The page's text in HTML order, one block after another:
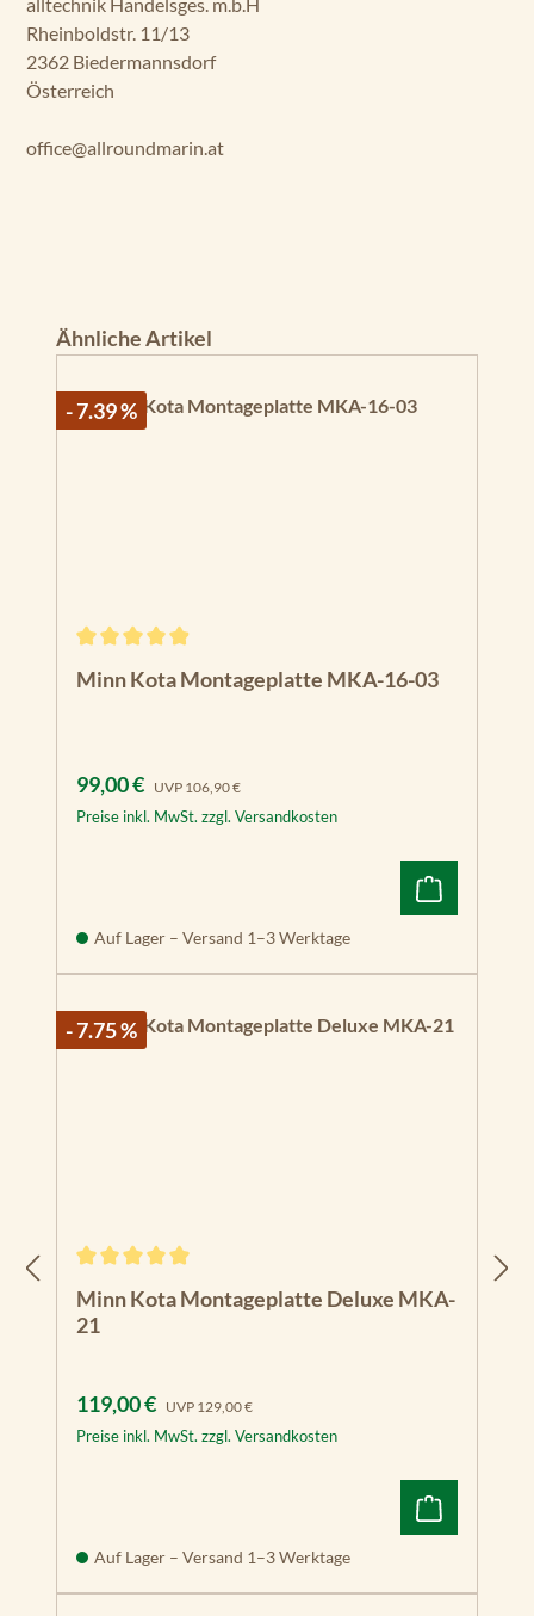
Rheinboldstr. 11/13
2362 Biedermannsdorf
Österreich
office@allroundmarin.at
Produktgalerie überspringen
Ähnliche Artikel
- 7.39 %
Minn Kota Montageplatte MKA-16-03
Verkaufspreis:
99,00 € UVP 106,90 €
Preise inkl. MwSt. zzgl. Versandkosten
Auf Lager – Versand 1–3 Werktage
- 7.75 %
Durchschnittliche Bewertung von 5 von 5 Sternen
Minn Kota Montageplatte Deluxe MKA-
21
Verkaufspreis:
119,00 € UVP 129,00 €
Preise inkl. MwSt. zzgl. Versandkosten
Auf Lager – Versand 1–3 Werktage